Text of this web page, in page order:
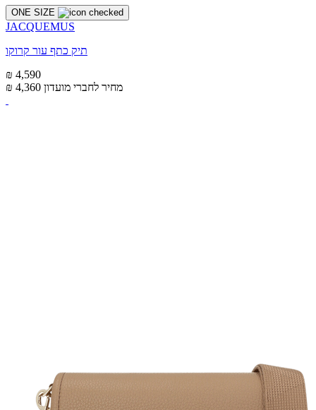
ONE SIZE
JACQUEMUS
תיק כתף עור קרוקו
₪ 4,590
₪ 4,360 מחיר לחברי מועדון